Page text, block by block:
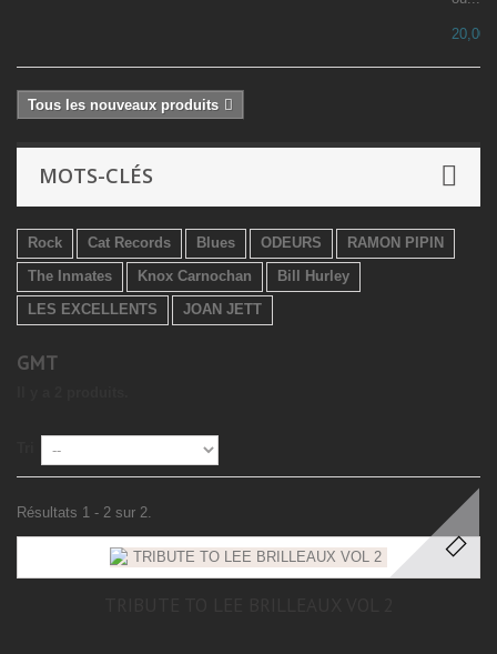
20,00
Tous les nouveaux produits
MOTS-CLÉS
Rock Cat Records Blues ODEURS
RAMON PIPIN
The Inmates
Knox Carnochan
Bill Hurley
LES EXCELLENTS
JOAN JETT
GMT
Résultats 1 - 2 sur 2.